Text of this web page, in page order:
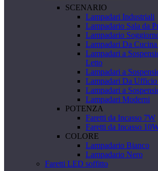
SCENARIO
Lampadari Industriali
Lampadario Sala da
Lampadario
Lampadari Da Cucina
Lampadari a
Letto
Lampadari a
Lampadari Da Ufficio
Lampadari a
Lampadari Moderni
POTENZA
Faretti da Incasso 7W
Faretti da Incasso
COLORE
Lampadario Bianco
Lampadario Nero
Faretti LED soffitto